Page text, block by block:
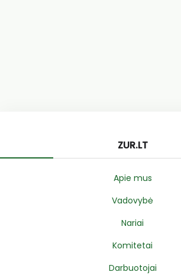
ZUR.LT
Apie mus
Vadovybė
Nariai
Komitetai
Darbuotojai